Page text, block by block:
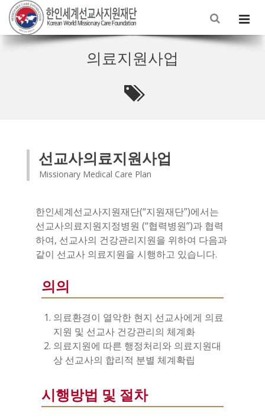
의료지원사업
선교사의료지원사업
Missionary Medical Care Plan
한인세계선교사지원재단(“지원재단”)에서는
선교사의료지원지정병원 (“협력병원”)과 협력
하여, 선교사의 건강관리지원을 위하여 다음과
같이 선교사 의료지원을 시행하고 있습니다.
의의
의료환경이 열악한 현지 선교사에게 의료
지원 및 선교사 건강관리의 체계화
의료지원에 따른 행정처리와 의료지원대
상 선교사의 합리적 분별 체계확립
시행방법 및 절차